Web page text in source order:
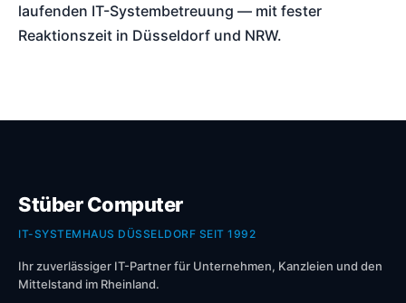
laufenden IT-Systembetreuung — mit fester
Reaktionszeit in Düsseldorf und NRW.
Stüber Computer
IT-SYSTEMHAUS DÜSSELDORF SEIT 1992
Ihr zuverlässiger IT-Partner für Unternehmen, Kanzleien und den
Mittelstand im Rheinland.